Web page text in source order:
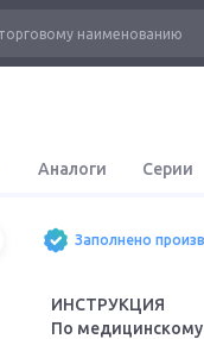
Аналоги Серии
Заполнено
ИНСТРУКЦИЯ
По медицинскому